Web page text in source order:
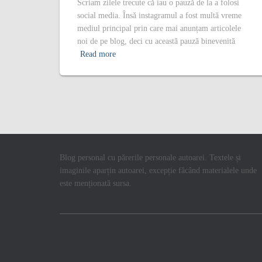
Scriam zilele trecute că iau o pauză de la a folosi
social media. Însă instagramul a fost multă vreme
mediul principal prin care mai anunțam articolele
noi de pe blog, deci cu această pauză binevenită
Read more
Blog personal cu părerile personale autoarei. Textele și
imaginile aparțin autoarei, excepție făcând materialele unde
este menționată sursa.